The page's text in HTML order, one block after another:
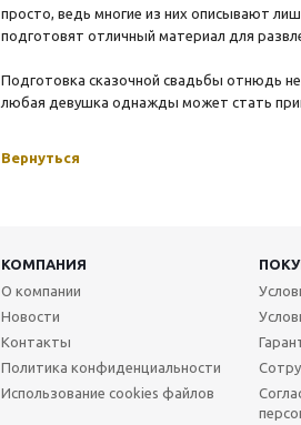
просто, ведь многие из них описывают
подготовят отличный материал для
Подготовка сказочной свадьбы отнюдь
любая девушка однажды может стать
Вернуться
КОМПАНИЯ
О компании
Новости
Контакты
Политика конфиденциальности
Использование cookies файлов